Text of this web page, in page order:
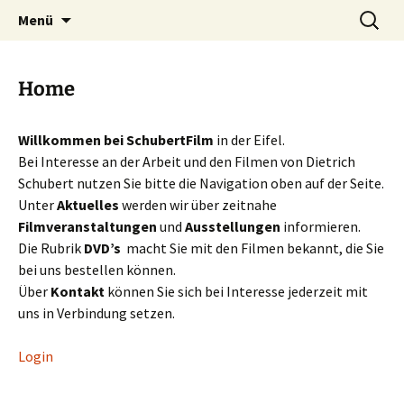
Schubertfilm
Die Filmproduktion in der Eifel
Menü
Suchen
nach:
Home
Willkommen bei SchubertFilm in der Eifel.
Bei Interesse an der Arbeit und den Filmen von Dietrich
Schubert nutzen Sie bitte die Navigation oben auf der Seite.
UnterAktuelles werden wir über zeitnahe
Filmveranstaltungen und Ausstellungen informieren.
Die Rubrik DVD’s macht Sie mit den Filmen bekannt, die Sie
bei uns bestellen können.
Über Kontakt können Sie sich bei Interesse jederzeit mit
uns in Verbindung setzen.
Login